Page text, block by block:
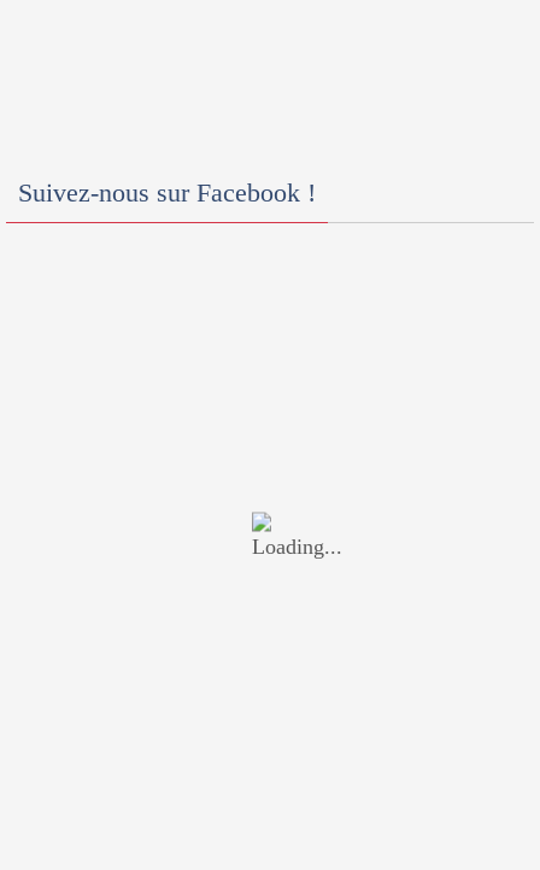
Suivez-nous sur Facebook !